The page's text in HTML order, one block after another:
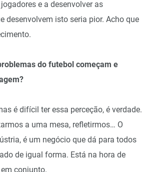
e a desenvolver as
desenvolvem isto seria pior. Acho que
do futebol começam e
é difícil ter essa perceção, é verdade.
a uma mesa, refletirmos… O
é um negócio que dá para todos
de igual forma. Está na hora de
conjunto.